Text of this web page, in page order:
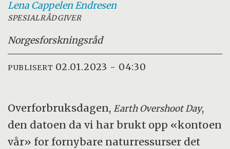
Lena CappelenEndresen
SPESIALRÅDGIVER
Norgesforskningsråd
PUBLISERT 02.01.2023 - 04:30
Overforbruksdagen,Earth Overshoot Day,
den datoen da vi har brukt opp «kontoen
vår» for fornybare naturressurser det